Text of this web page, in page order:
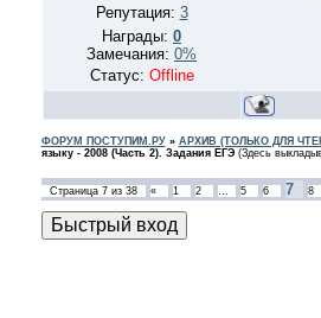
Репутация: 3
Награды: 0
Замечания: 0%
Статус: Offline
ФОРУМ ПОСТУПИМ.РУ» АРХИВ (ТОЛЬКО ДЛЯ
языку - 2008 (Часть 2). Задания ЕГЭ (Здесь
Страница 7из 38 « 1 2 … 5 6 7 8